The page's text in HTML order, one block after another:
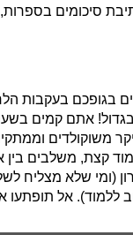
סיכומים בספרות,
בגופכם בעקבות
אתם קמים
משוקולדים
קצת, משלבים
(ומי שלא מצליח
ללמוד). אל